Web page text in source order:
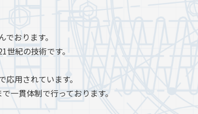
おります。
紀の技術です。
用されています。
一貫体制で行っております。